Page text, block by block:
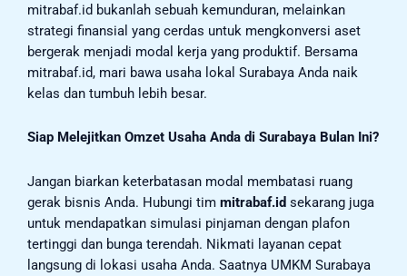
mitrabaf.id bukanlah sebuah kemunduran, melainkan
strategi finansial yang cerdas untuk mengkonversi aset
bergerak menjadi modal kerja yang produktif. Bersama
mitrabaf.id, mari bawa usaha lokal Surabaya Anda naik
kelas dan tumbuh lebih besar.
Siap Melejitkan Omzet Usaha Anda di Surabaya Bulan Ini?
Jangan biarkan keterbatasan modal membatasi ruang
gerak bisnis Anda. Hubungi tim mitrabaf.id sekarang juga
untuk mendapatkan simulasi pinjaman dengan plafon
tertinggi dan bunga terendah. Nikmati layanan cepat
langsung di lokasi usaha Anda. Saatnya UMKM Surabaya